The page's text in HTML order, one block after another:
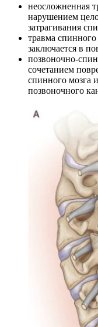
неосложненная
нарушением
затрагивания
травма
заключается в
позвоночно-
сочетанием
спинного мозга
позвоночного